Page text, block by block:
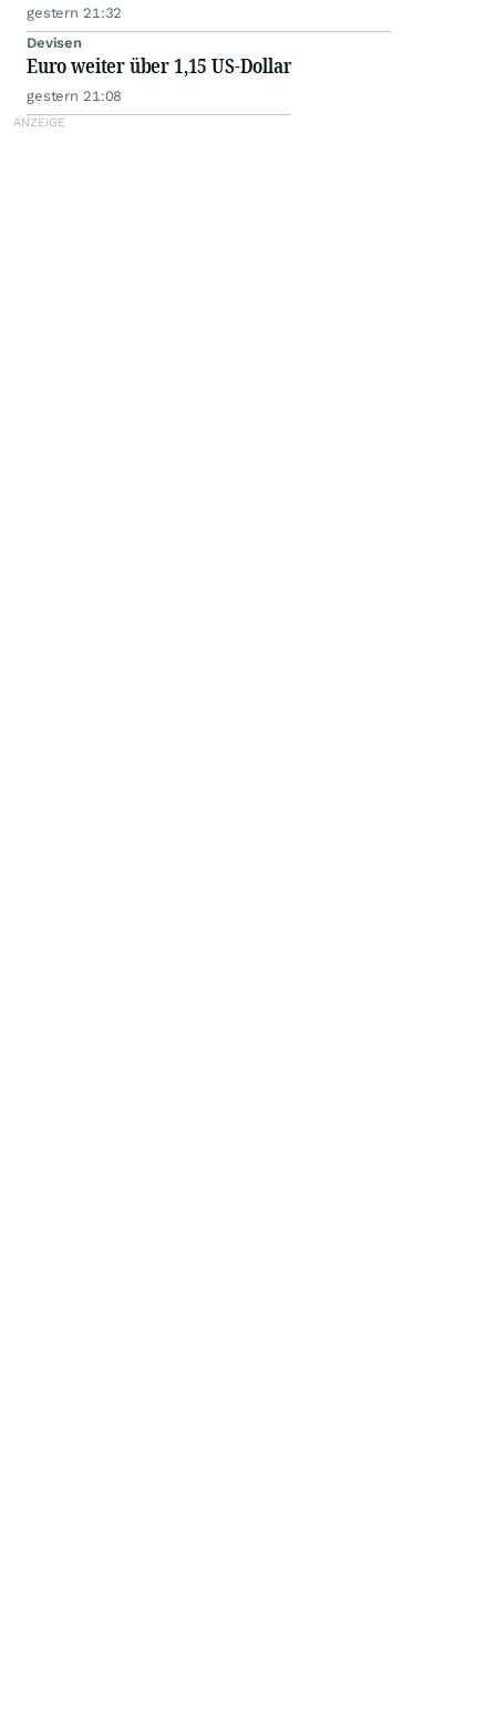
gestern 21:32
Devisen
Euro weiter über 1,15 US-Dollar
gestern 21:08